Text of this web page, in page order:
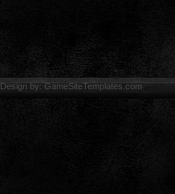
Design by: